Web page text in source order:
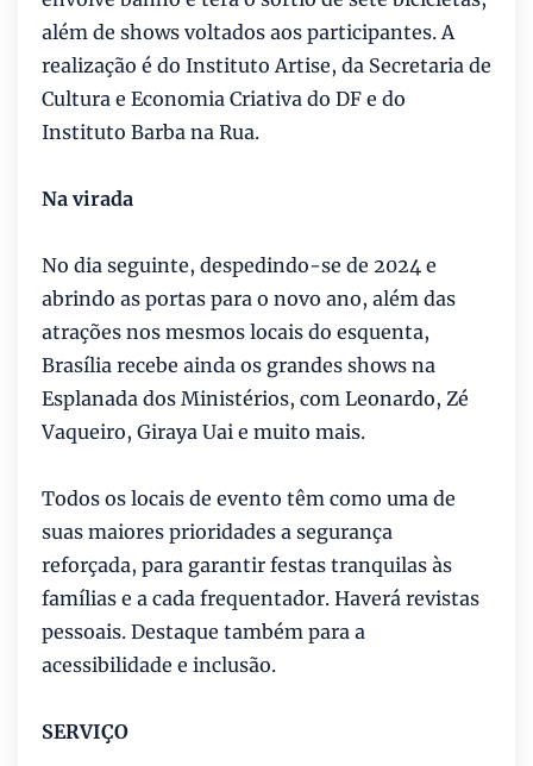
além de shows voltados aos participantes. A
realização é do Instituto Artise, da Secretaria de
Cultura e Economia Criativa do DF e do
Instituto Barba na Rua.
Na virada
No dia seguinte, despedindo-se de 2024 e
abrindo as portas para o novo ano, além das
atrações nos mesmos locais do esquenta,
Brasília recebe ainda os grandes shows na
Esplanada dos Ministérios, com Leonardo, Zé
Vaqueiro, Giraya Uai e muito mais.
Todos os locais de evento têm como uma de
suas maiores prioridades a segurança
reforçada, para garantir festas tranquilas às
famílias e a cada frequentador. Haverá revistas
pessoais. Destaque também para a
acessibilidade e inclusão.
SERVIÇO